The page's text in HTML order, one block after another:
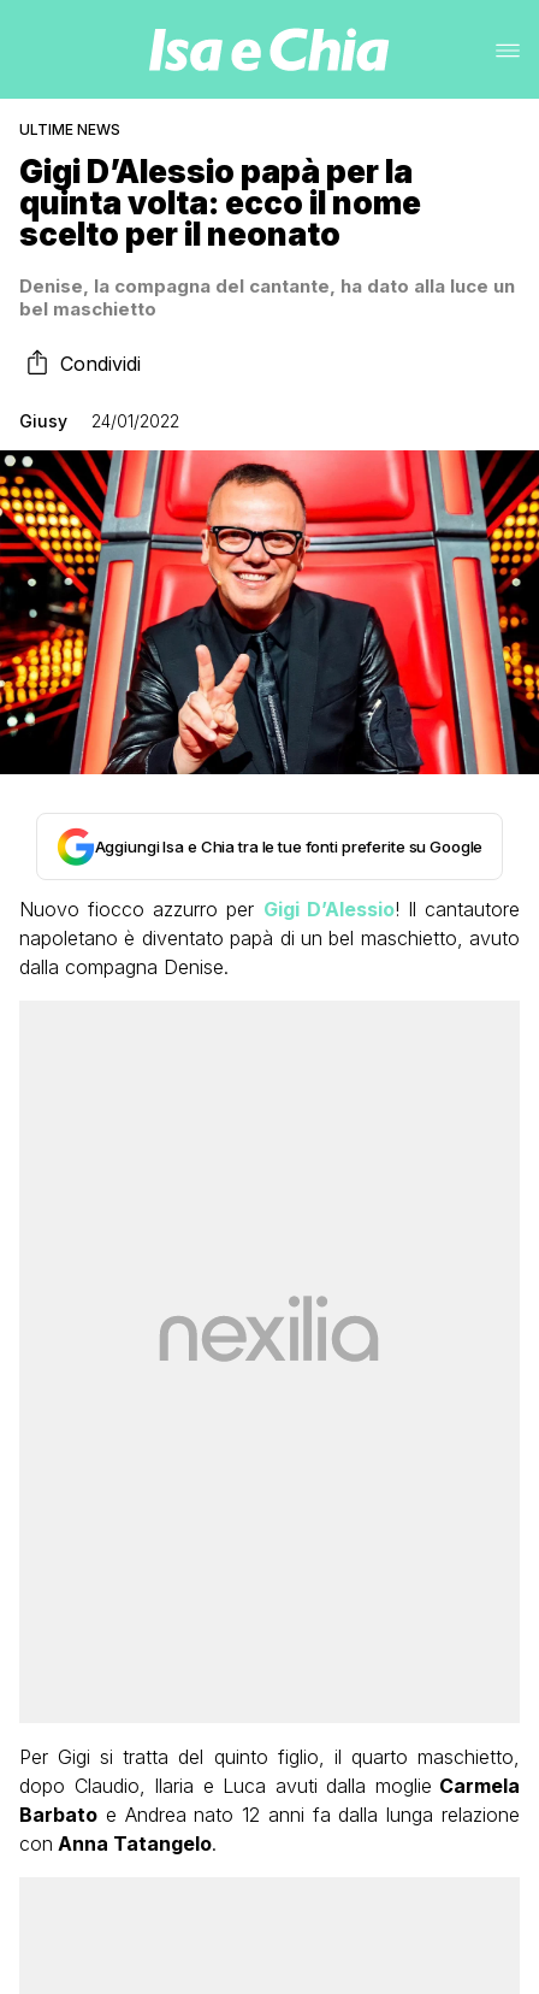
ULTIME NEWS
Gigi D’Alessio papà per la
quinta volta: ecco il nome
scelto per il neonato
Denise, la compagna del cantante, ha dato alla luce un
bel maschietto
Condividi
Giusy 24/01/2022
Aggiungi Isa e Chia tra le tue fonti preferite su Google
Nuovo fiocco azzurro per Gigi D’Alessio! Il cantautore
napoletano è diventato papà di un bel maschietto, avuto
dalla compagna Denise.
Per Gigi si tratta del quinto figlio, il quarto maschietto,
dopo Claudio, Ilaria e Luca avuti dalla moglie Carmela
Barbato e Andrea nato 12 anni fa dalla lunga relazione
con Anna Tatangelo.